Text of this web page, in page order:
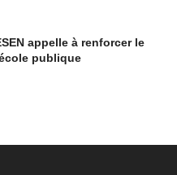
appelle à renforcer le
publique